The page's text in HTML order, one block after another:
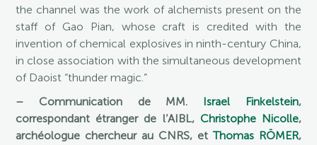
the channel was the work of alchemists present on the
staff of Gao Pian, whose craft is credited with the
invention of chemical explosives in ninth-century China,
in close association with the simultaneous development
of Daoist “thunder magic.”
– Communication de MM. Israel Finkelstein,
correspondant étranger de l’AIBL, Christophe Nicolle,
archéologue chercheur au CNRS, etThomas RÖMER,